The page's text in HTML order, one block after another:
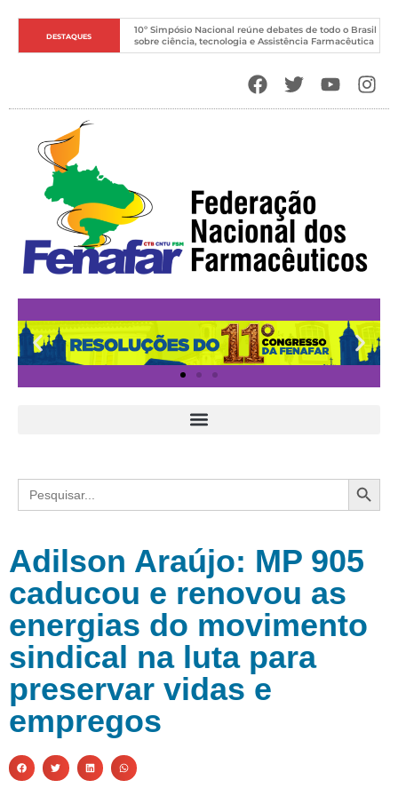
DESTAQUES
10º Simpósio Nacional reúne debates de todo o Brasil
sobre ciência, tecnologia e Assistência Farmacêutica
Search
for:
Adilson Araújo: MP 905
caducou e renovou as
energias do movimento
sindical na luta para
preservar vidas e
empregos